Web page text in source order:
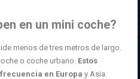
en un mini coche?
menos de tres metros de largo.
o coche urbano. Estos
en Europa y Asia.